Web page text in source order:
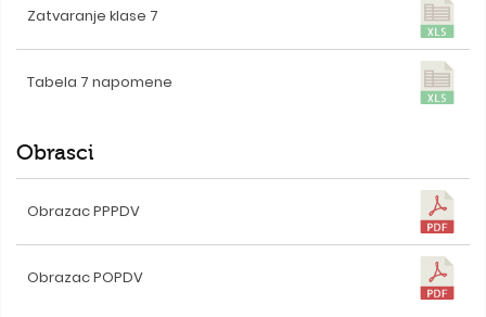
Zatvaranje klase 7
Tabela 7 napomene
Obrasci
Obrazac PPPDV
Obrazac POPDV